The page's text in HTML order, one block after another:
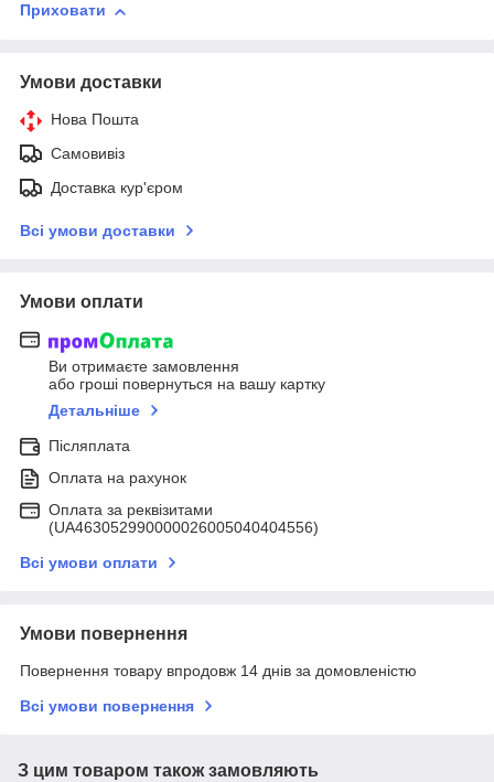
Приховати
Умови доставки
Нова Пошта
Самовивіз
Доставка кур'єром
Всі умови доставки
Умови оплати
Ви отримаєте замовлення
або гроші повернуться на вашу картку
Детальніше
Післяплата
Оплата на рахунок
Оплата за реквізитами
(UA463052990000026005040404556)
Всі умови оплати
Умови повернення
Повернення товару впродовж 14 днів за домовленістю
Всі умови повернення
З цим товаром також замовляють